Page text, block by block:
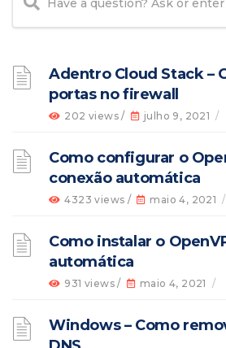
Adentro Cloud Stack –
portas no firewall
202 views / julho 9, 2021 /
Como configurar o
conexão automática
4323 views / maio 4, 2021 /
Como instalar o
automática
931 views / maio 4, 2021 /
Windows – Como